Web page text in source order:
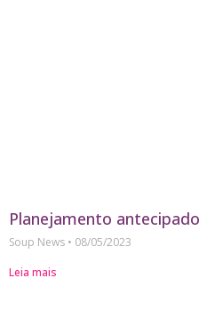
Planejamento
Soup News
08/05/2023
Leia mais